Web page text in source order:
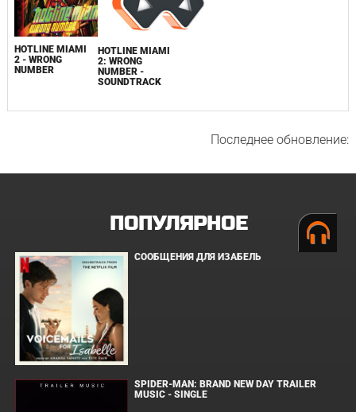
HOTLINE MIAMI
2 - WRONG
NUMBER
HOTLINE MIAMI
2: WRONG
NUMBER -
SOUNDTRACK
Последнее обновление:
ПОПУЛЯРНОЕ
СООБЩЕНИЯ ДЛЯ ИЗАБЕЛЬ
SPIDER-MAN: BRAND NEW DAY TRAILER
MUSIC - SINGLE